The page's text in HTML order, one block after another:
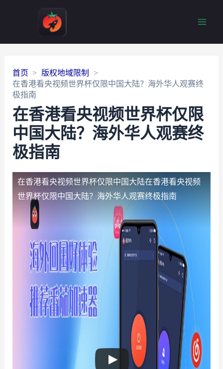
首页
版权地域限制
在香港看央视频世界杯仅限中国大陆？海外华人观赛终
极指南
在香港看央视频世界杯仅限
中国大陆？海外华人观赛终
极指南
在香港看央视频世界杯仅限中国大陆在香港看央视频
世界杯仅限中国大陆？海外华人观赛终极指南